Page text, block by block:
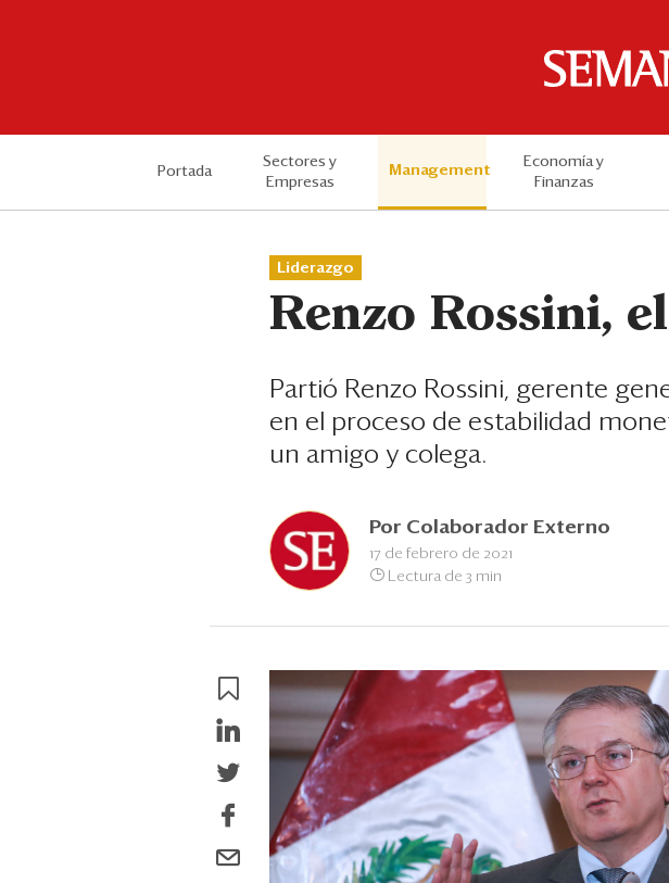
Portada
Sectores y
Empresas
Management
Economía y
Finanzas
Liderazgo
Renzo Rossini,
Partió Renzo Rossini, gerente
en el proceso de estabilidad
un amigo y colega.
Por Colaborador Externo
17 de febrero de 2021
Lectura de 3 min